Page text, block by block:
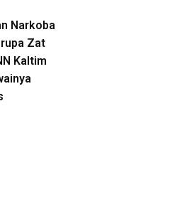
Narkoba
Zat
Kaltim